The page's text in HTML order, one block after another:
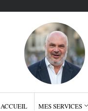
ACCUEIL MES SERVICES